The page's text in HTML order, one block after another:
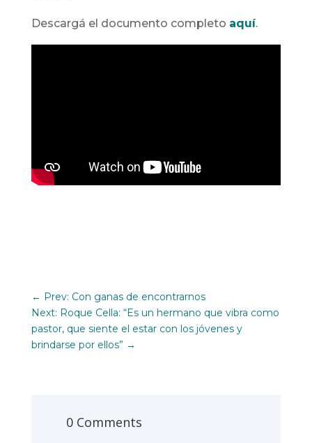
Descargá el documento completo aquí.
← Prev: Con ganas de encontrarnos
Next: Roque Cella: “Es un hermano que vibra como
pastor, que siente el estar con los jóvenes y
brindarse por ellos” →
0 Comments